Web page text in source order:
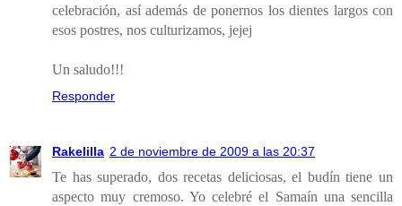
celebración, así además de ponernos los dientes largos con
esos postres, nos culturizamos, jejej
Un saludo!!!
Responder
Rakelilla 2 de noviembre de 2009 a las 20:37
Te has superado, dos recetas deliciosas, el budín tiene un
aspecto muy cremoso. Yo celebré el Samaín una sencilla